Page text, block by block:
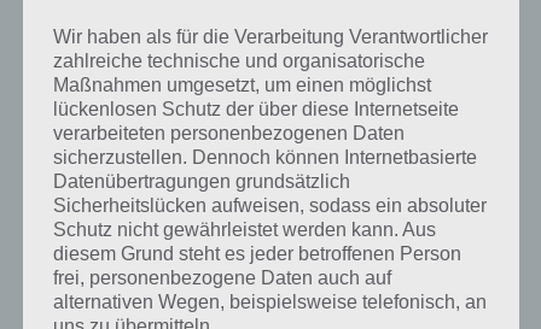
Trailer zu Pac-Man 256
Damit du dir einen besseren Eindruck von Pac-Man 256 verschaffen
kannst, haben wir hier noch den offiziellen Trailer zum Spiel
angehängt. Dieser beinhaltet auch zahlreiche Gameplay Szenen. Hier
das Video:
Wir haben als für die Verarbeitung Verantwortlicher
zahlreiche technische und organisatorische
Maßnahmen umgesetzt, um einen möglichst
lückenlosen Schutz der über diese Internetseite
verarbeiteten personenbezogenen Daten
sicherzustellen. Dennoch können Internetbasierte
Datenübertragungen grundsätzlich
Sicherheitslücken aufweisen, sodass ein absoluter
Schutz nicht gewährleistet werden kann. Aus
diesem Grund steht es jeder betroffenen Person
frei, personenbezogene Daten auch auf
alternativen Wegen, beispielsweise telefonisch, an